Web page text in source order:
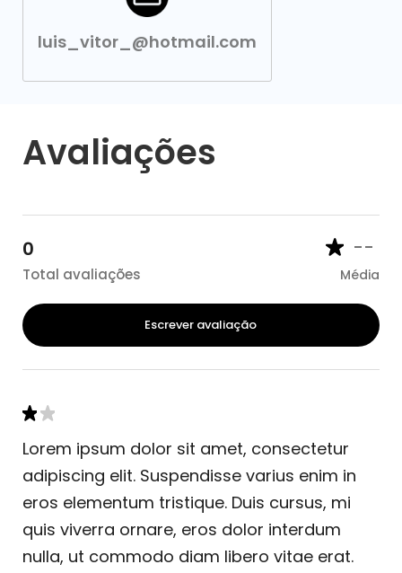
luis_vitor_@hotmail.com
Avaliações
0
Total avaliações
--
Média
Escrever avaliação
Lorem ipsum dolor sit amet, consectetur
adipiscing elit. Suspendisse varius enim in
eros elementum tristique. Duis cursus, mi
quis viverra ornare, eros dolor interdum
nulla, ut commodo diam libero vitae erat.